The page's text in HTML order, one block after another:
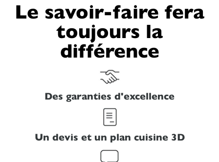
Le savoir-faire fera
toujours la
différence
Des garanties d'excellence
Un devis et un plan cuisine 3D